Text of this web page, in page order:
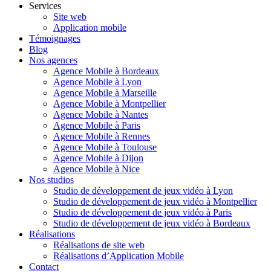
Services
Site web
Application mobile
Témoignages
Blog
Nos agences
Agence Mobile à Bordeaux
Agence Mobile à Lyon
Agence Mobile à Marseille
Agence Mobile à Montpellier
Agence Mobile à Nantes
Agence Mobile à Paris
Agence Mobile à Rennes
Agence Mobile à Toulouse
Agence Mobile à Dijon
Agence Mobile à Nice
Nos studios
Studio de développement de jeux vidéo à Lyon
Studio de développement de jeux vidéo à Montpellier
Studio de développement de jeux vidéo à Paris
Studio de développement de jeux vidéo à Bordeaux
Réalisations
Réalisations de site web
Réalisations d’Application Mobile
Contact